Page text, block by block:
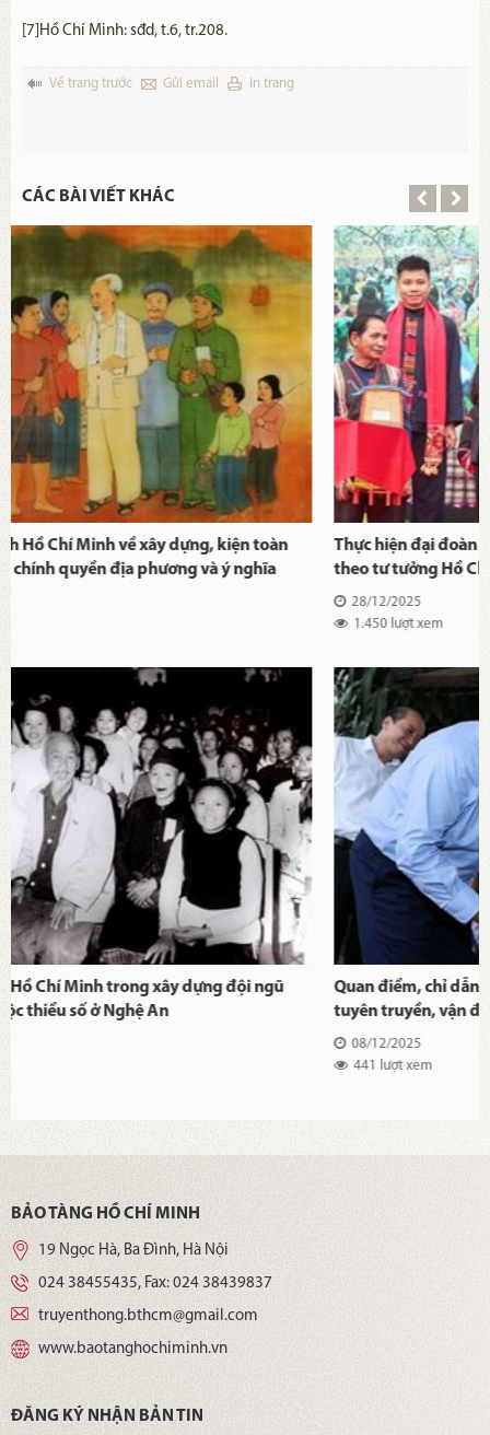
[7]Hồ Chí Minh: sđd, t.6, tr.208.
Về trang trước Gửi email in trang
CÁC BÀI VIẾT KHÁC
Thực hiện đại đoàn kết toàn dân tộc trong thời kỳ mới
theo tư tưởng Hồ Chí Minh
Quan điểm, chỉ dẫn của Chủ tịch Hồ Chí Minh về công tác
tuyên truyền, vận động quần chúng nhân dân - Một số
vấn đề đặt ra đối với việc vận dụng, phát triển trong kỷ
BẢO TÀNG HỒ CHÍ MINH
19 Ngọc Hà, Ba Đình, Hà Nội
024 38455435, Fax: 024 38439837
truyenthong.bthcm@gmail.com
www.baotanghochiminh.vn
ĐĂNG KÝ NHẬN BẢN TIN